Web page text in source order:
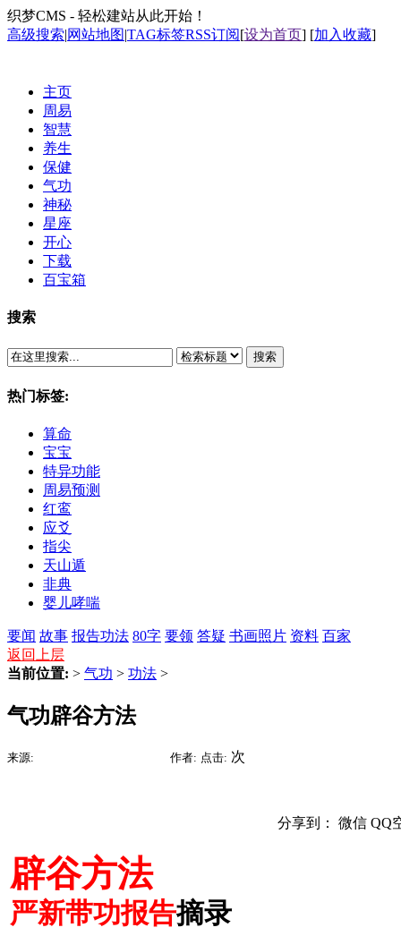
织梦CMS - 轻松建站从此开始！
高级搜索|网站地图|TAG标签RSS订阅[设为首页] [加入收藏]
主页
周易
智慧
养生
保健
气功
神秘
星座
开心
下载
百宝箱
搜索
搜索
热门标签:
算命
宝宝
特异功能
周易预测
红鸾
应爻
指尖
天山遁
非典
婴儿哮喘
要闻 故事 报告功法 80字 要领 答疑 书画照片 资料 百家
返回上层
当前位置: > 气功 > 功法 >
气功辟谷方法
来源: 作者: 点击: 次
分享到： 微信 QQ
辟谷方法
严新带功报告摘录